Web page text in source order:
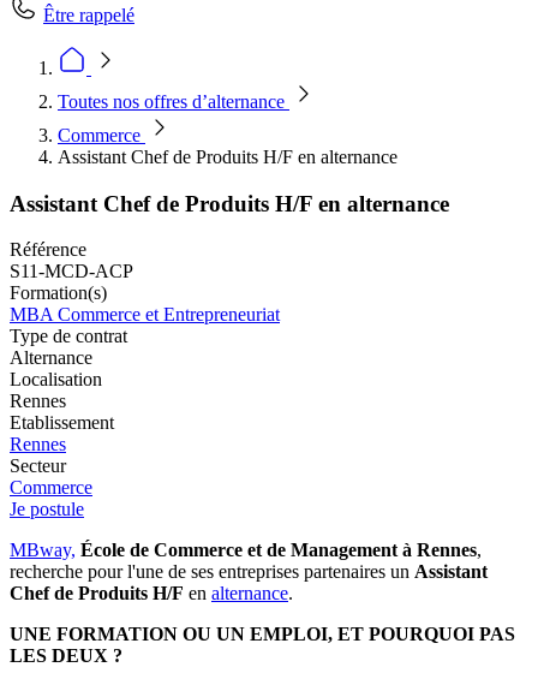
Être rappelé
Toutes nos offres d’alternance
Commerce
Assistant Chef de Produits H/F en alternance
Assistant Chef de Produits H/F en alternance
Référence
S11-MCD-ACP
Formation(s)
MBA Commerce et Entrepreneuriat
Type de contrat
Alternance
Localisation
Rennes
Etablissement
Rennes
Secteur
Commerce
Je postule
MBway, École de Commerce et de Management à Rennes,
recherche pour l'une de ses entreprises partenaires un Assistant
Chef de Produits H/F en alternance.
UNE FORMATION OU UN EMPLOI, ET POURQUOI PAS
LES DEUX ?